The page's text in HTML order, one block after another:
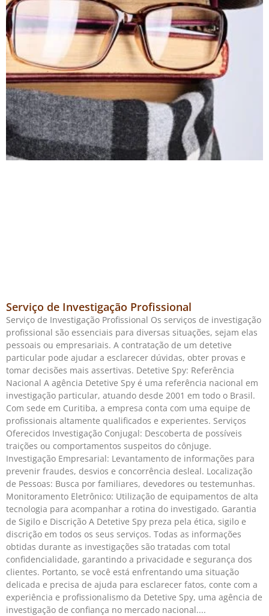
Serviço de Investigação Profissional
Serviço de Investigação Profissional Os serviços de investigação
profissional são essenciais para diversas situações, sejam elas
pessoais ou empresariais. A contratação de um detetive
particular pode ajudar a esclarecer dúvidas, obter provas e
tomar decisões mais assertivas. Detetive Spy: Referência
Nacional A agência Detetive Spy é uma referência nacional em
investigação particular, atuando desde 2001 em todo o Brasil.
Com sede em Curitiba, a empresa conta com uma equipe de
profissionais altamente qualificados e experientes. Serviços
Oferecidos Investigação Conjugal: Descoberta de possíveis
traições ou comportamentos suspeitos do cônjuge.
Investigação Empresarial: Levantamento de informações para
prevenir fraudes, desvios e concorrência desleal. Localização
de Pessoas: Busca por familiares, devedores ou testemunhas.
Monitoramento Eletrônico: Utilização de equipamentos de alta
tecnologia para acompanhar a rotina do investigado. Garantia
de Sigilo e Discrição A Detetive Spy preza pela ética, sigilo e
discrição em todos os seus serviços. Todas as informações
obtidas durante as investigações são tratadas com total
confidencialidade, garantindo a privacidade e segurança dos
clientes. Portanto, se você está enfrentando uma situação
delicada e precisa de ajuda para esclarecer fatos, conte com a
experiência e profissionalismo da Detetive Spy, uma agência de
investigação de confiança no mercado nacional.